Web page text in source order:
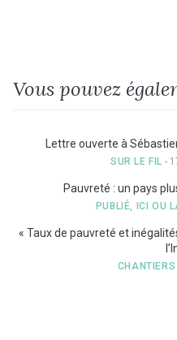
Vous pouvez
Lettre ouverte à
SUR LE FIL -
Pauvreté : un pays
PUBLIÉ, ICI OU
« Taux de pauvreté et
CHANTIERS